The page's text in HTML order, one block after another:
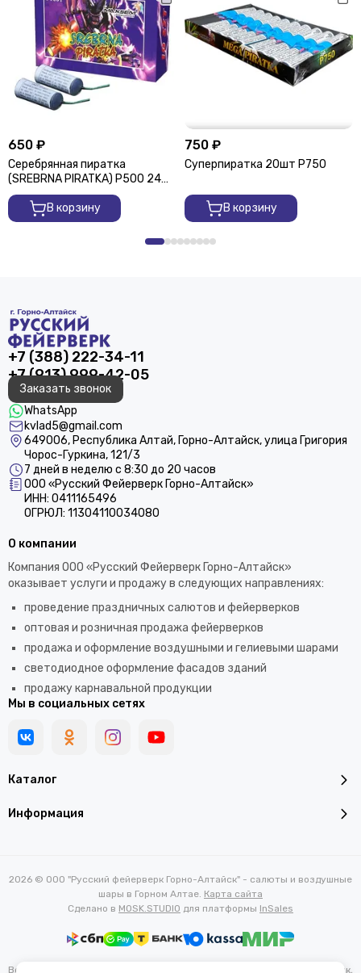
650 ₽
Серебрянная пиратка
(SREBRNA PIRATKA) Р500 24
шт
В корзину
750 ₽
Суперпиратка 20шт Р750
В корзину
+7 (388) 222-34-11
+7 (913) 999-42-05
Заказать звонок
WhatsApp
kvlad5@gmail.com
649006, Республика Алтай, Горно-Алтайск, улица Григория
Чорос-Гуркина, 121/3
7 дней в неделю с 8:30 до 20 часов
ООО «Русский Фейерверк Горно-Алтайск»
ИНН: 0411165496
ОГРЮЛ: 11304110034080
Каталог
Информация
О компании
Компания ООО «Русский Фейерверк Горно-Алтайск»
оказывает услуги и продажу в следующих направлениях:
проведение праздничных салютов и фейерверков
оптовая и розничная продажа фейерверков
продажа и оформление воздушными и гелиевыми шарами
светодиодное оформление фасадов зданий
продажу карнавальной продукции
Мы в социальных сетях
2026 © ООО "Русский фейерверк Горно-Алтайск" - салюты и воздушные
шары в Горном Алтае. Карта сайта
Сделано в MOSK.STUDIO для платформы InSales
Вся представленная на сайте информация, касающаяся характеристик,